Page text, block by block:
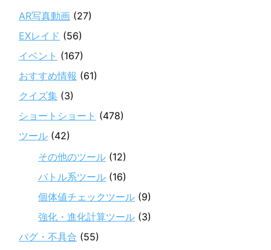
AR写真動画 (27)
EXレイド (56)
イベント (167)
おすすめ情報 (61)
クイズ集 (3)
ショートショート (478)
ツール (42)
その他のツール (12)
バトル系ツール (16)
個体値チェックツール (9)
強化・進化計算ツール (3)
バグ・不具合 (55)